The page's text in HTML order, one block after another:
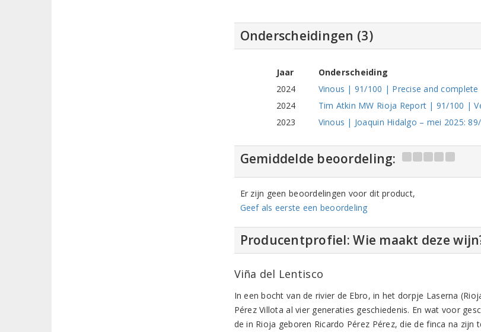
Onderscheidingen (3)
Jaar
Onderscheiding
2024
Vinous | 91/100 | Precise and complete
2024
Tim Atkin MW Rioja Report | 91/100 |
2023
Vinous | Joaquin Hidalgo – mei 2025:
Gemiddelde beoordeling:
Er zijn geen beoordelingen voor dit product,
Geef als eerste een beoordeling
Producentprofiel: Wie maakt deze
Viña del Lentisco
In een bocht van de rivier de Ebro, in het dorpje Laserna
Pérez Villota al vier generaties geschiedenis. En wat voor
de in Rioja geboren Ricardo Pérez Pérez, die de finca na